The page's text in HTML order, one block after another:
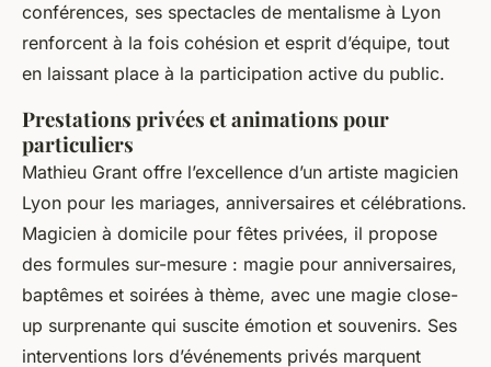
conférences, ses spectacles de mentalisme à Lyon
renforcent à la fois cohésion et esprit d’équipe, tout
en laissant place à la participation active du public.
Prestations privées et animations pour
particuliers
Mathieu Grant offre l’excellence d’un artiste magicien
Lyon pour les mariages, anniversaires et célébrations.
Magicien à domicile pour fêtes privées, il propose
des formules sur-mesure : magie pour anniversaires,
baptêmes et soirées à thème, avec une magie close-
up surprenante qui suscite émotion et souvenirs. Ses
interventions lors d’événements privés marquent